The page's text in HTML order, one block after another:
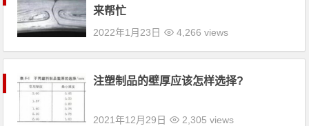
来帮忙
2022年1月23日 4,266 views
注塑制品的壁厚应该怎样选择?
2021年12月29日 2,305 views